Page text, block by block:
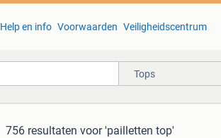
Help en info Voorwaarden Veiligheidscentrum
Tops
756 resultaten voor 'pailletten top'